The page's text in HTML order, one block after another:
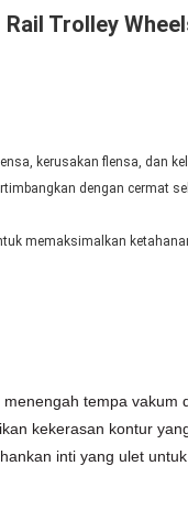
Trolley
kerusakan flensa, dan
dengan cermat
memaksimalkan
tempa vakum
kekerasan kontur
inti yang ulet